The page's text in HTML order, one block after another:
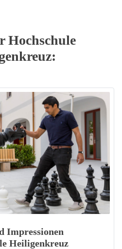
Hochschule
Impressionen
Heiligenkreuz